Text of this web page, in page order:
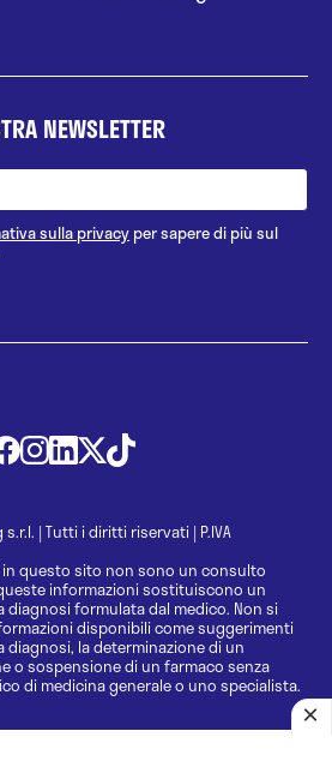
NEWSLETTER
sulla privacyper sapere di più sul
s.r.l. | Tutti i diritti riservati | P.IVA
questo sito non sono un consulto
informazioni sostituiscono un
formulata dal medico. Non si
disponibili come suggerimenti
diagnosi, la determinazione di un
o sospensione di un farmaco senza
di medicina generale o uno specialista.